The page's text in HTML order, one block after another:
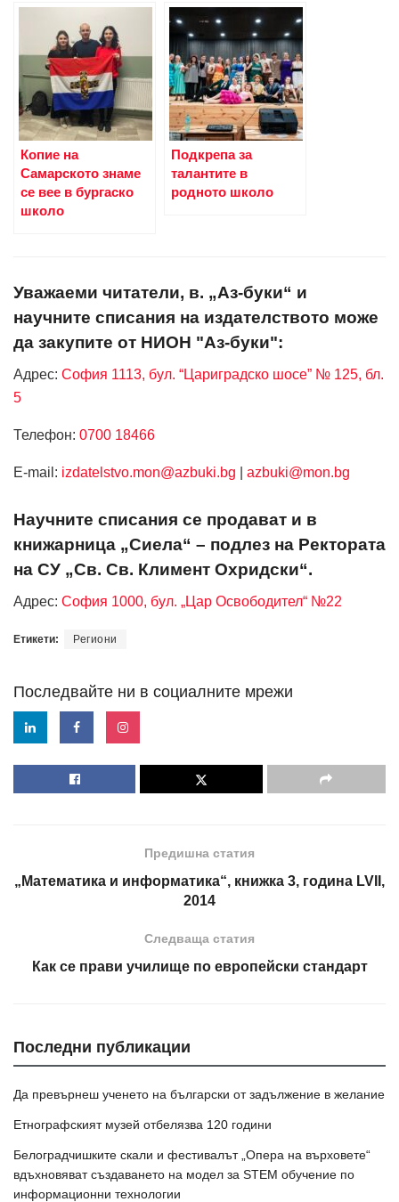
Копие на
Самарското знаме
се вее в бургаско
школо
Подкрепа за
талантите в
родното школо
Уважаеми читатели, в. „Аз-буки“ и
научните списания на издателството може
да закупите от НИОН "Аз-буки":
Адрес: София 1113, бул. “Цариградско шосе” № 125, бл.
5
Телефон: 0700 18466
Е-mail: izdatelstvo.mon@azbuki.bg azbuki@mon.bg
Научните списания се продават и в
книжарница „Сиела“ – подлез на Ректората
на СУ „Св. Св. Климент Охридски“.
Адрес: София 1000, бул. „Цар Освободител“ №22
Етикети: Региони
Последвайте ни в социалните мрежи
Предишна статия
„Математика и информатика“, книжка 3, година LVII,
2014
Следваща статия
Как се прави училище по европейски стандарт
Последни публикации
Да превърнеш ученето на български от задължение в желание
Етнографският музей отбелязва 120 години
Белоградчишките скали и фестивалът „Опера на върховете“
вдъхновяват създаването на модел за STEM обучение по
информационни технологии